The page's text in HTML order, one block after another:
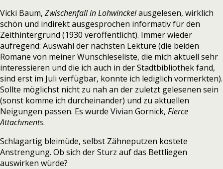
Vicki Baum, Zwischenfall in Lohwinckelausgelesen, wirklich
schön und indirekt ausgesprochen informativ für den
Zeithintergrund (1930 veröffentlicht). Immer wieder
aufregend: Auswahl der nächsten Lektüre (die beiden
Romane von meiner Wunschleseliste, die mich aktuell sehr
interessieren und die ich auch in der Stadtbibliothek fand,
sind erst im Juli verfügbar, konnte ich lediglich vormerkten).
Sollte möglichst nicht zu nah an der zuletzt gelesenen sein
(sonst komme ich durcheinander) und zu aktuellen
Neigungen passen. Es wurde Vivian Gornick, Fierce
Attachments.
Schlagartig bleimüde, selbst Zähneputzen kostete
Anstrengung. Ob sich der Sturz auf das Bettliegen
auswirken würde?